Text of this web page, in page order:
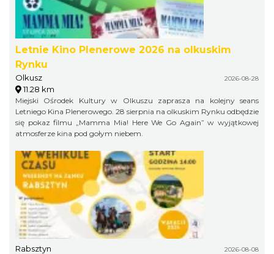
Letnie Kino Plenerowe 2026 na olkuskim
Rynku
Olkusz 2026-08-28
11.28 km
Miejski Ośrodek Kultury w Olkuszu zaprasza na kolejny seans
Letniego Kina Plenerowego. 28 sierpnia na olkuskim Rynku odbędzie
się pokaz filmu „Mamma Mia! Here We Go Again” w wyjątkowej
atmosferze kina pod gołym niebem.
Rabsztyn 2026-08-08